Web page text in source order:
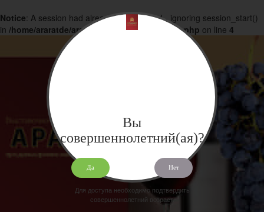
Notice: A session had already been started - ignoring session_start()
in /home/araratde/araratdeg.ru/docs/products.php on line 4
Вы
совершеннолетний(ая)?
Да Нет
Для доступа необходимо подтвердить
совершеннолетний возраст.